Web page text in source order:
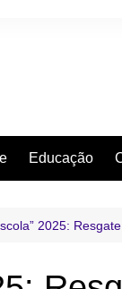
Educação
2025: